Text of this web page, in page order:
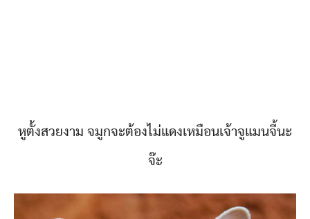
หูตั้งสวยงาม จมูกจะต้องไม่แดงเหมือนเจ้าจูแมนจี้นะ
จ๊ะ